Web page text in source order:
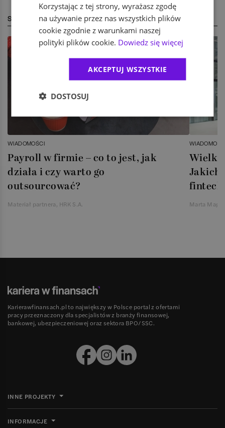
STREFA EKSPERTA
WIADOMOŚCI
Payroll w firmie – co to jest, jak
działa i czy warto go
outsourcować?
Materiał partnera, HRK S.A.
Jakich
Marta
Karierawfinansach.pl to największy w Polsce portal z ofertami
pracy przeznaczony dla specjalistów z branży finansowej,
bankowej, ubezpieczeniowej oraz sektora BPO/SSC.
INNE PROJEKTY
INFORMACJE
Korzystając z tej strony, wyrażasz zgodę
na używanie przez nas wszystkich plików
cookie zgodnie z warunkami naszej
polityki plików cookie. Dowiedz się więcej
AKCEPTUJ WSZYSTKIE
DOSTOSUJ